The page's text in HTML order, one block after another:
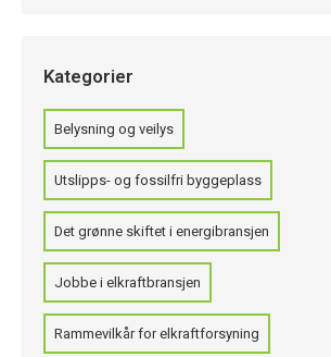
Kategorier
Belysning og veilys
Utslipps- og fossilfri byggeplass
Det grønne skiftet i energibransjen
Jobbe i elkraftbransjen
Rammevilkår for elkraftforsyning